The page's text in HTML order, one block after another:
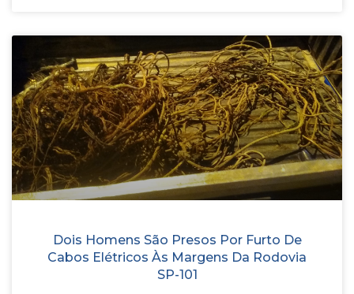
Dois Homens São Presos Por Furto De
Cabos Elétricos Às Margens Da Rodovia
SP-101